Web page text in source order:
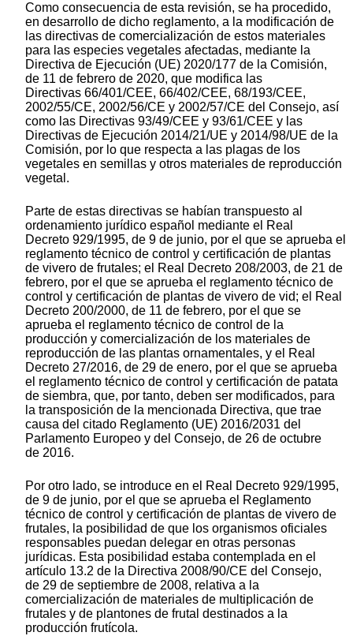
Como consecuencia de esta revisión, se ha procedido,
en desarrollo de dicho reglamento, a la modificación de
las directivas de comercialización de estos materiales
para las especies vegetales afectadas, mediante la
Directiva de Ejecución (UE) 2020/177 de la Comisión,
de 11 de febrero de 2020, que modifica las
Directivas 66/401/CEE, 66/402/CEE, 68/193/CEE,
2002/55/CE, 2002/56/CE y 2002/57/CE del Consejo, así
como las Directivas 93/49/CEE y 93/61/CEE y las
Directivas de Ejecución 2014/21/UE y 2014/98/UE de la
Comisión, por lo que respecta a las plagas de los
vegetales en semillas y otros materiales de reproducción
vegetal.
Parte de estas directivas se habían transpuesto al
ordenamiento jurídico español mediante el Real
Decreto 929/1995, de 9 de junio, por el que se aprueba el
reglamento técnico de control y certificación de plantas
de vivero de frutales; el Real Decreto 208/2003, de 21 de
febrero, por el que se aprueba el reglamento técnico de
control y certificación de plantas de vivero de vid; el Real
Decreto 200/2000, de 11 de febrero, por el que se
aprueba el reglamento técnico de control de la
producción y comercialización de los materiales de
reproducción de las plantas ornamentales, y el Real
Decreto 27/2016, de 29 de enero, por el que se aprueba
el reglamento técnico de control y certificación de patata
de siembra, que, por tanto, deben ser modificados, para
la transposición de la mencionada Directiva, que trae
causa del citado Reglamento (UE) 2016/2031 del
Parlamento Europeo y del Consejo, de 26 de octubre
de 2016.
Por otro lado, se introduce en el Real Decreto 929/1995,
de 9 de junio, por el que se aprueba el Reglamento
técnico de control y certificación de plantas de vivero de
frutales, la posibilidad de que los organismos oficiales
responsables puedan delegar en otras personas
jurídicas. Esta posibilidad estaba contemplada en el
artículo 13.2 de la Directiva 2008/90/CE del Consejo,
de 29 de septiembre de 2008, relativa a la
comercialización de materiales de multiplicación de
frutales y de plantones de frutal destinados a la
producción frutícola.